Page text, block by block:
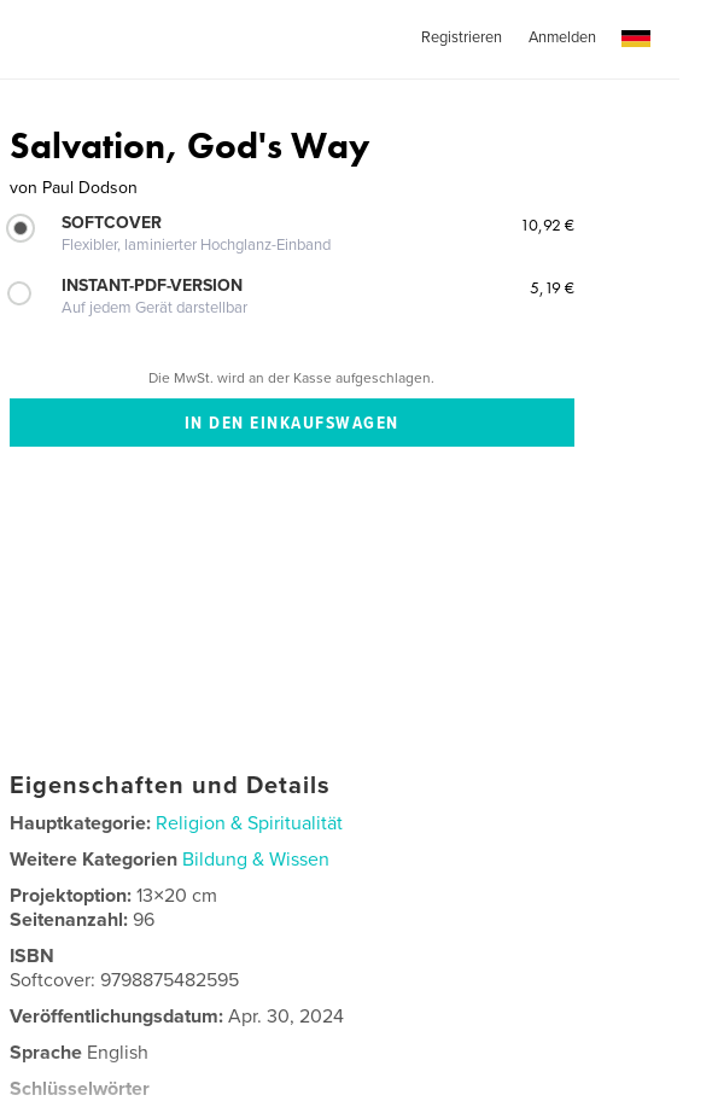
Registrieren Anmelden
Salvation, God's Way
von Paul Dodson
SOFTCOVER
Flexibler, laminierter Hochglanz-Einband
10,92 €
INSTANT-PDF-VERSION
Auf jedem Gerät darstellbar
5,19 €
Die MwSt. wird an der Kasse aufgeschlagen.
Eigenschaften und Details
Hauptkategorie: Religion & Spiritualität
Weitere Kategorien Bildung & Wissen
Projektoption:13×20 cm
Seitenanzahl:96
ISBN
Softcover: 9798875482595
Veröffentlichungsdatum: Apr. 30, 2024
Sprache English
Schlüsselwörter